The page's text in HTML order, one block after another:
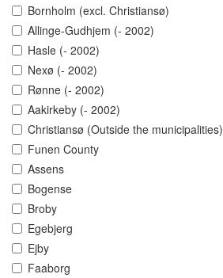
Bornholm (excl. Christiansø)
Allinge-Gudhjem (- 2002)
Hasle (- 2002)
Nexø (- 2002)
Rønne (- 2002)
Aakirkeby (- 2002)
Christiansø (Outside the municipalities)
Funen County
Assens
Bogense
Broby
Egebjerg
Ejby
Faaborg